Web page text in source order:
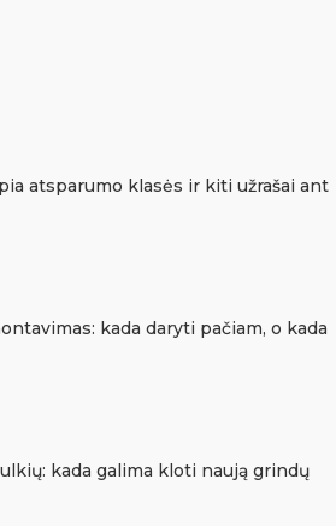
atsparumo klasės ir kiti užrašai ant
kada daryti pačiam, o kada
kada galima kloti naują grindų